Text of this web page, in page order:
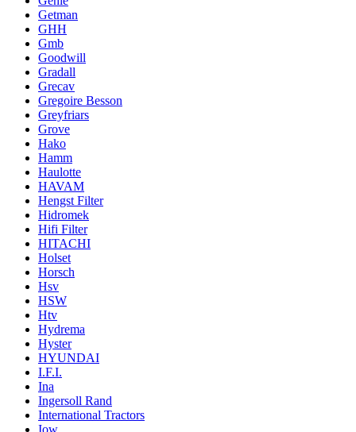
Getman
GHH
Gmb
Goodwill
Gradall
Grecav
Gregoire Besson
Greyfriars
Grove
Hako
Hamm
Haulotte
HAVAM
Hengst Filter
Hidromek
Hifi Filter
HITACHI
Holset
Horsch
Hsv
HSW
Htv
Hydrema
Hyster
HYUNDAI
I.F.I.
Ina
Ingersoll Rand
International Tractors
Iow